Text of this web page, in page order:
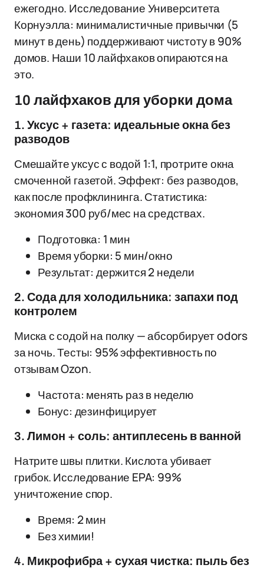
ежегодно. Исследование Университета
Корнуэлла: минималистичные привычки (5
минут в день) поддерживают чистоту в 90%
домов. Наши 10 лайфхаков опираются на
это.
10 лайфхаков для уборки дома
1. Уксус + газета: идеальные окна без
разводов
Смешайте уксус с водой 1:1, протрите окна
смоченной газетой. Эффект: без разводов,
как после профклининга. Статистика:
экономия 300 руб/мес на средствах.
Подготовка: 1 мин
Время уборки: 5 мин/окно
Результат: держится 2 недели
2. Сода для холодильника: запахи под
контролем
Миска с содой на полку — абсорбирует odors
за ночь. Тесты: 95% эффективность по
отзывам Ozon.
Частота: менять раз в неделю
Бонус: дезинфицирует
3. Лимон + соль: антиплесень в ванной
Натрите швы плитки. Кислота убивает
грибок. Исследование EPA: 99%
уничтожение спор.
Время: 2 мин
Без химии!
4. Микрофибра + сухая чистка: пыль без